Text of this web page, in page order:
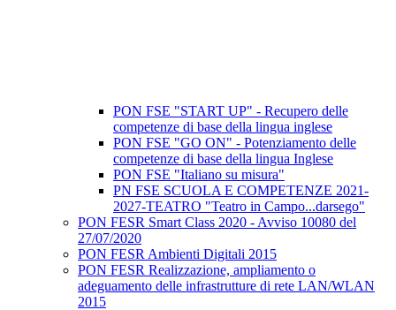
PON FSE "START UP" - Recupero delle
competenze di base della lingua inglese
PON FSE "GO ON" - Potenziamento delle
competenze di base della lingua Inglese
PON FSE "Italiano su misura"
PN FSE SCUOLA E COMPETENZE 2021-
2027-TEATRO "Teatro in Campo...darsego"
PON FESR Smart Class 2020 - Avviso 10080 del
27/07/2020
PON FESR Ambienti Digitali 2015
PON FESR Realizzazione, ampliamento o
adeguamento delle infrastrutture di rete LAN/WLAN
2015